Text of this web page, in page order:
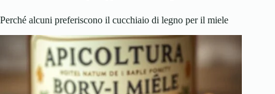
Perché alcuni preferiscono il cucchiaio di legno per il miele